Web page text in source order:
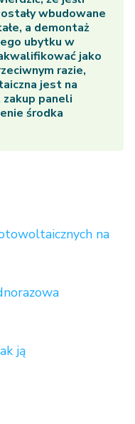
wbudowane
a demontaż
ubytku w
jako
razie,
jest na
zakup paneli
środka
na
ją